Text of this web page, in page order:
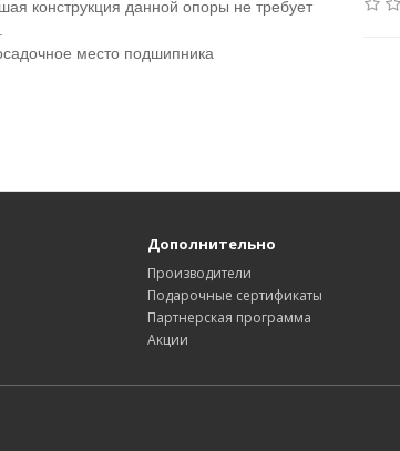
конструкция данной опоры не требует
место подшипника
Дополнительно
Производители
Подарочные сертификаты
Партнерская программа
Акции